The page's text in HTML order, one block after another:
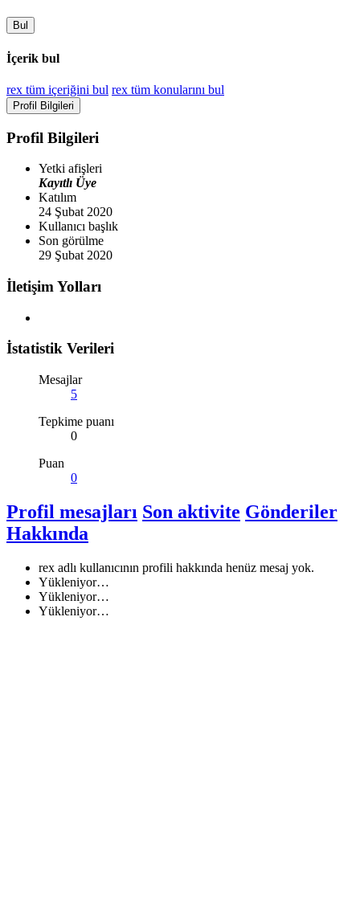
Bul
İçerik bul
rex tüm içeriğini bul rex tüm konularını bul
Profil Bilgileri
Profil Bilgileri
Yetki afişleri
Kayıtlı Üye
Katılım
24 Şubat 2020
Kullanıcı başlık
Son görülme
29 Şubat 2020
İletişim Yolları
İstatistik Verileri
Mesajlar
5
Tepkime puanı
0
Puan
0
Profil mesajları Son aktivite Gönderiler
Hakkında
rex adlı kullanıcının profili hakkında henüz mesaj yok.
Yükleniyor…
Yükleniyor…
Yükleniyor…